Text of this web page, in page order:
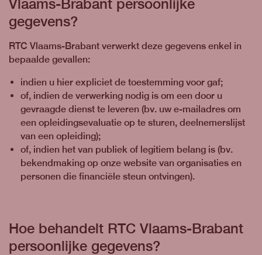
Vlaams-Brabant persoonlijke
gegevens?
RTC Vlaams-Brabant verwerkt deze gegevens enkel in
bepaalde gevallen:
indien u hier expliciet de toestemming voor gaf;
of, indien de verwerking nodig is om een door u
gevraagde dienst te leveren (bv. uw e-mailadres om
een opleidingsevaluatie op te sturen, deelnemerslijst
van een opleiding);
of, indien het van publiek of legitiem belang is (bv.
bekendmaking op onze website van organisaties en
personen die financiële steun ontvingen).
Hoe behandelt RTC Vlaams-Brabant
persoonlijke gegevens?